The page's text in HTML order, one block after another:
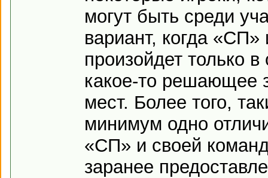
могут быть среди
вариант, когда
произойдет только
какое-то решающее
мест. Более того,
минимум одно
«СП» и своей
заранее